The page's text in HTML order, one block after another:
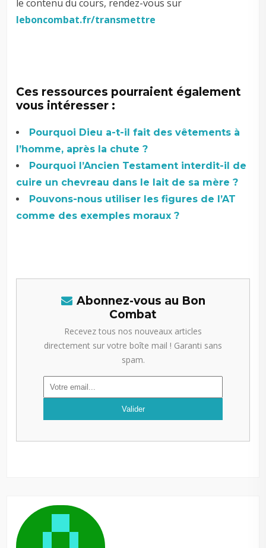
le contenu du cours, rendez-vous sur
leboncombat.fr/transmettre
Ces ressources pourraient également
vous intéresser :
Pourquoi Dieu a-t-il fait des vêtements à
l’homme, après la chute ?
Pourquoi l’Ancien Testament interdit-il de
cuire un chevreau dans le lait de sa mère ?
Pouvons-nous utiliser les figures de l’AT
comme des exemples moraux ?
Abonnez-vous au Bon
Combat
Recevez tous nos nouveaux articles
directement sur votre boîte mail ! Garanti sans
spam.